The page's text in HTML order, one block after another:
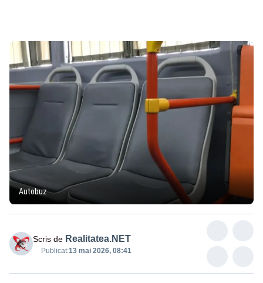
Autobuz
Scris de Realitatea.NET
Publicat:13 mai 2026, 08:41